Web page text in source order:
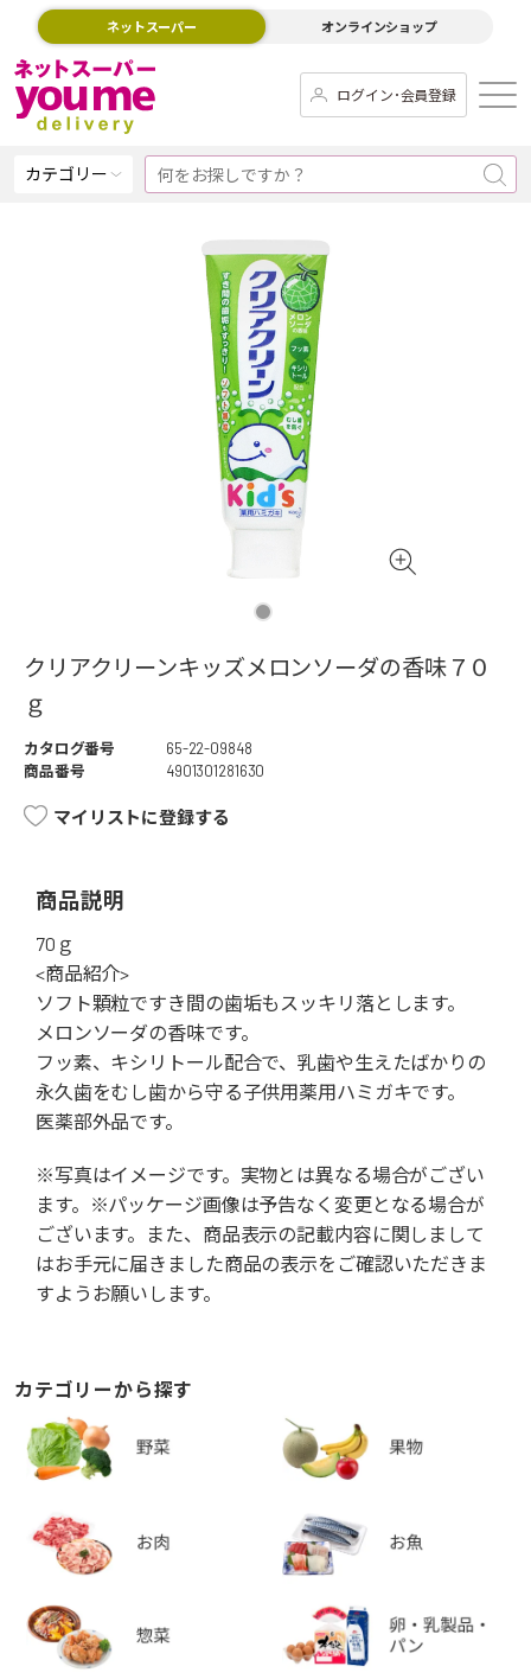
ネットスーパー オンラインショップ
ログイン･会員登録
カテゴリー
クリアクリーンキッズメロンソーダの香味７０
ｇ
カタログ番号
65-22-09848
商品番号
4901301281630
マイリストに登録する
商品説明
70ｇ
<商品紹介>
ソフト顆粒ですき間の歯垢もスッキリ落とします。
メロンソーダの香味です。
フッ素、キシリトール配合で、乳歯や生えたばかりの
永久歯をむし歯から守る子供用薬用ハミガキです。
医薬部外品です。
※写真はイメージです。実物とは異なる場合がござい
ます。※パッケージ画像は予告なく変更となる場合が
ございます。また、商品表示の記載内容に関しまして
はお手元に届きました商品の表示をご確認いただきま
すようお願いします。
カテゴリーから探す